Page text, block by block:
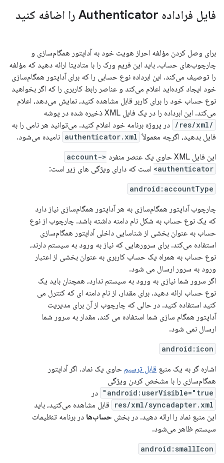
فایل فراداده Authenticator را اضافه کنید
برای وصل کردن مؤلفه احراز هویت خود به آداپتور همگام‌سازی و
چارچوب‌های حساب، باید این فریم ورک را با متادیتا ارائه دهید که مؤلفه
را توصیف می‌کند. این ابرداده نوع حسابی را که برای آداپتور همگام‌سازی
خود ایجاد کرده‌اید اعلام می‌کند و عناصر رابط کاربری را که اگر بخواهید
نوع حساب خود را برای کاربر قابل مشاهده کنید، نمایش می‌دهد، اعلام
می‌کند. این ابرداده را در یک فایل XML ذخیره شده در پوشه
/res/xml/
در پروژه برنامه خود اعلام کنید. می‌توانید هر نامی را به
فایل بدهید، اگرچه معمولاً authenticator.xml نامیده می‌شود.
این فایل XML حاوی یک عنصر منفرد
<account-
authenticator>
است که دارای ویژگی های زیر است:
android:accountType
چارچوب آداپتور همگام‌سازی به هر آداپتور همگام‌سازی نیاز دارد
که یک نوع حساب به شکل نام دامنه داشته باشد. چارچوب از نوع
حساب به عنوان بخشی از شناسایی داخلی آداپتور همگام‌سازی
استفاده می‌کند. برای سرورهایی که نیاز به ورود به سیستم دارند،
نوع حساب به همراه یک حساب کاربری به عنوان بخشی از اعتبار
ورود به سرور ارسال می شود.
اگر سرور شما نیازی به ورود به سیستم ندارد، همچنان باید یک
نوع حساب ارائه دهید. برای مقدار، از نام دامنه ای که کنترل می
کنید استفاده کنید. در حالی که چارچوب از آن برای مدیریت
آداپتور همگام سازی شما استفاده می کند، مقدار به سرور شما
ارسال نمی شود.
android:icon
اشاره گر به یک منبع قابل ترسیم حاوی یک نماد. اگر آداپتور
همگام‌سازی را با مشخص کردن ویژگی
android:userVisible="true" در
res/xml/syncadapter.xml
قابل مشاهده می‌کنید، باید
این منبع نماد را ارائه دهید. در بخش حساب‌ها در برنامه تنظیمات
سیستم ظاهر می‌شود.
android:smallIcon